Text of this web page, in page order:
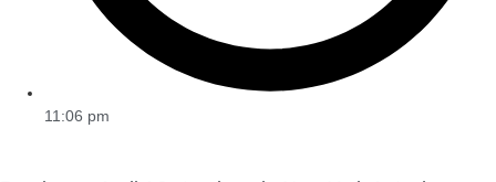
11:06 pm